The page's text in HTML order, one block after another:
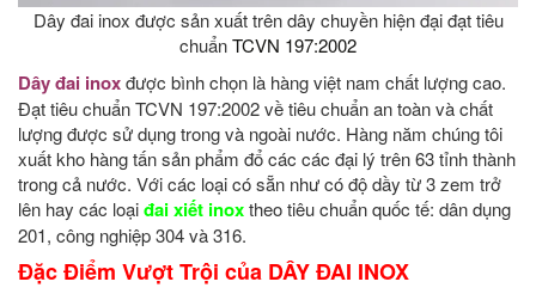
Dây đai inox được sản xuất trên dây chuyền hiện đại đạt tiêu
chuẩnTCVN 197:2002
Dây đai inoxđược bình chọn là hàng việt nam chất lượng cao.
Đạt tiêu chuẩn TCVN 197:2002 về tiêu chuẩn an toàn và chất
lượng được sử dụng trong và ngoài nước. Hàng năm chúng tôi
xuất kho hàng tấn sản phẩm đổ các các đại lý trên 63 tỉnh thành
trong cả nước. Với các loại có sẵn như có độ dầy từ 3 zem trở
lên hay các loạiđai xiết inoxtheo tiêu chuẩn quốc tế: dân dụng
201, công nghiệp 304 và 316.
Đặc Điểm Vượt Trội của DÂY ĐAI INOX